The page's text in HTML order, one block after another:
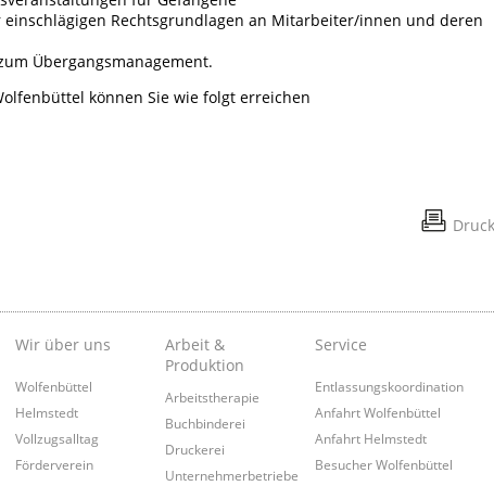
Rechtsgrundlagen an Mitarbeiter/innen und deren
Übergangsmanagement.
können Sie wie folgt erreichen
Wir über uns
Wolfenbüttel
Helmstedt
Vollzugsalltag
Förderverein
Arbeit &
Produktion
Arbeitstherapie
Buchbinderei
Druckerei
Unternehmerbetriebe
Service
Entlassungskoordination
Anfahrt Wolfenbüttel
Anfahrt Helmstedt
Besucher Wolfenbüttel